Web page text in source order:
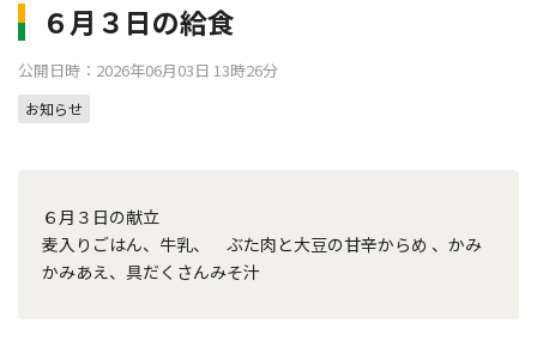
６月３日の給食
公開日時：2026年06月03日 13時26分
お知らせ
６月３日の献立
麦入りごはん、牛乳、 ぶた肉と大豆の甘辛からめ 、かみ
かみあえ、具だくさんみそ汁